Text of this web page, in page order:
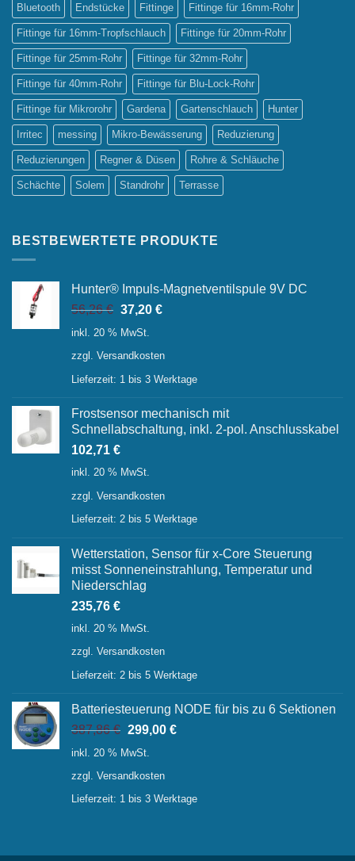
Bluetooth Endstücke Fittinge Fittinge für 16mm-Rohr
Fittinge für 16mm-Tropfschlauch Fittinge für 20mm-Rohr
Fittinge für 25mm-Rohr Fittinge für 32mm-Rohr
Fittinge für 40mm-Rohr Fittinge für Blu-Lock-Rohr
Fittinge für Mikrorohr Gardena Gartenschlauch Hunter
Irritec messing Mikro-Bewässerung Reduzierung
Reduzierungen Regner & Düsen Rohre & Schläuche
Schächte Solem Standrohr Terrasse
BESTBEWERTETE PRODUKTE
Hunter® Impuls-Magnetventilspule 9V DC
56,26€ Ursprünglicher
Preis
56,26 €
37,20 €Aktueller
37,20 €.
inkl. 20 % MwSt.
zzgl. Versandkosten
Lieferzeit: 1 bis 3 Werktage
Frostsensor mechanisch mit
Schnellabschaltung, inkl. 2-pol. Anschlusskabel
102,71 €
inkl. 20 % MwSt.
zzgl. Versandkosten
Lieferzeit: 2 bis 5 Werktage
Wetterstation, Sensor für x-Core Steuerung
misst Sonneneinstrahlung, Temperatur und
Niederschlag
235,76 €
inkl. 20 % MwSt.
zzgl. Versandkosten
Lieferzeit: 2 bis 5 Werktage
Batteriesteuerung NODE für bis zu 6 Sektionen
387,86€ Ursprünglicher
Preis
387,86 €
299,00 €Aktueller
inkl. 20 % MwSt.
zzgl. Versandkosten
Lieferzeit: 1 bis 3 Werktage